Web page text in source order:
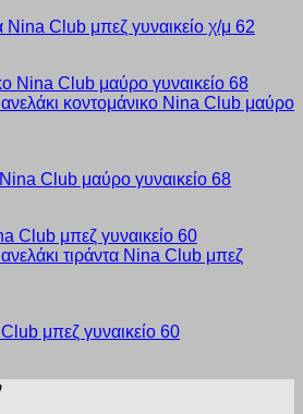
Nina Club μπεζ γυναικείο χ/μ 62
Club μαύρο γυναικείο 68
μπεζ γυναικείο 60